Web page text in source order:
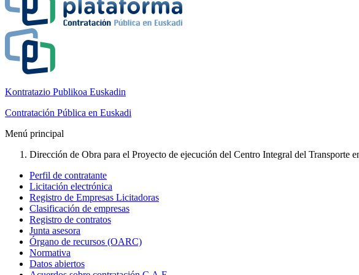
Kontratazio Publikoa Euskadin
Contratación Pública en Euskadi
Menú principal
Dirección de Obra para el Proyecto de ejecución del Centro Integral del Transporte
Perfil de contratante
Licitación electrónica
Registro de Empresas Licitadoras
Clasificación de empresas
Registro de contratos
Junta asesora
Órgano de recursos (OARC)
Normativa
Datos abiertos